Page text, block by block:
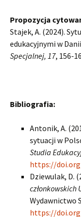
Propozycja
Stajek, A. (2024).
edukacyjnymi w
Specjalnej, 17, 156-
Bibliografia:
Antonik, A.
sytuacji w
Studia
https://
Dziewulak, D.
członkowskich
Wydawnictwo
https://